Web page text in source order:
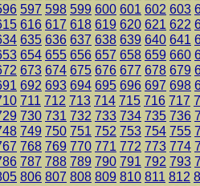
597 598 599 600 601 602 603
616 617 618 619 620 621 622
635 636 637 638 639 640 641
654 655 656 657 658 659 660
673 674 675 676 677 678 679
692 693 694 695 696 697 698
711 712 713 714 715 716 717
730 731 732 733 734 735 736
749 750 751 752 753 754 755
768 769 770 771 772 773 774
787 788 789 790 791 792 793
806 807 808 809 810 811 812